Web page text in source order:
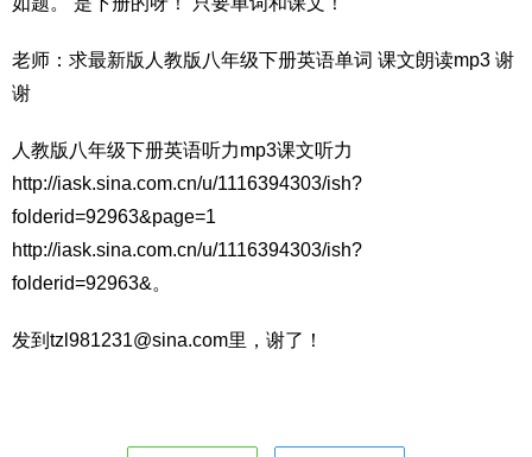
老师：求最新版人教版八年级下册英语单词 课文朗读mp3 谢
谢
人教版八年级下册英语听力mp3课文听力
http://iask.sina.com.cn/u/1116394303/ish?
folderid=92963&page=1
http://iask.sina.com.cn/u/1116394303/ish?
folderid=92963&。
发到tzl981231@sina.com里，谢了！